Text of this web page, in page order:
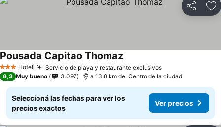
Compartir
3 Estrellas
Hotel Servicio de playa y restaurante exclusivos
Pousada Capitao Thomaz
8,3 Muy bueno 3.097 a 13.8 km de: Centro de la ciudad
Seleccioná las fechas para ver los
precios exactos
Ver precios